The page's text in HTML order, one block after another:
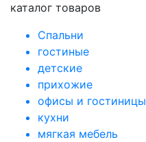
каталог товаров
Спальни
гостиные
детские
прихожие
офисы и гостиницы
кухни
мягкая мебель